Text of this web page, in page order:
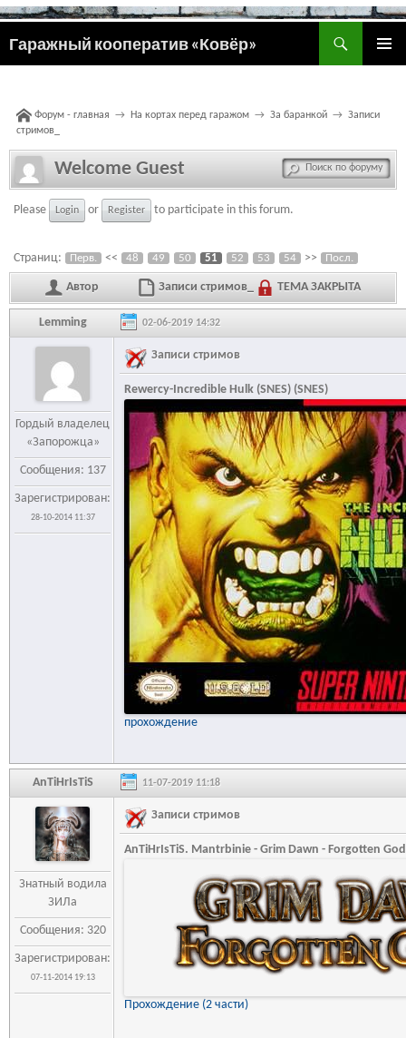
Гаражный кооператив «Ковёр»
ПЕРЕЙТИ
Форум - главная → На кортах перед гаражом → За баранкой → Записи
стримов_
Welcome Guest
Please Login or Register to participate in this forum.
Страниц: Перв. << 48 49 50 51 52 53 54 >> Посл.
Автор Записи стримов_ ТЕМА ЗАКРЫТА
Lemming 02-06-2019 14:32
Гордый владелец
«Запорожца»
Сообщения: 137
Зарегистрирован:
28-10-2014 11:37
Записи стримов
Rewercy-Incredible Hulk (SNES) (SNES)
прохождение
AnTiHrIsTiS 11-07-2019 11:18
Знатный водила
ЗИЛа
Сообщения: 320
Зарегистрирован:
07-11-2014 19:13
Записи стримов
AnTiHrIsTiS. Mantrbinie - Grim Dawn - Forgotten
Прохождение (2 части)